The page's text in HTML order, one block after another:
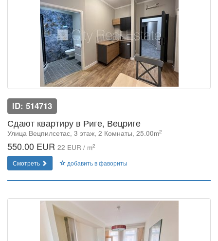
ID: 514713
Сдают квартиру в Риге, Вецриге
Улица Вецпилсетас, 3 этаж, 2 Комнаты, 25.00m2
550.00 EUR 22 EUR / m2
Смотреть добавить в фавориты